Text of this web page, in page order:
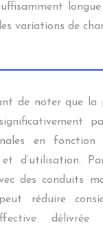
variations de
de noter que la
en fonction
et d’utilisation.
des conduits
réduire
délivrée